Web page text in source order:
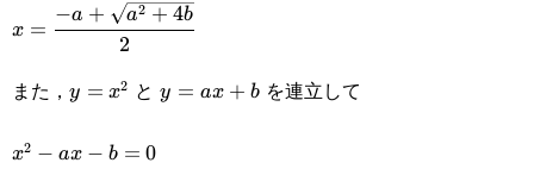
x=\cfrac{-
a+\sqrt{a^2+4b}}
{2}
x =
2
−a + a2 + 4b
また， y=x^2
y = x2 とy=ax+b
y = ax + bを連立して
x^2-
x2 − ax − b = 0